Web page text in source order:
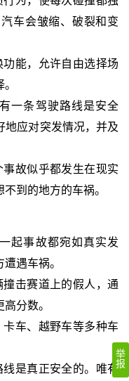
车会皱缩、破裂和变
能，允许自由选择场
一条驾驶路线是安全
地应对突发情况，并及
故似乎都发生在现实
到的地方的车祸。
起事故都宛如真实发
遇车祸。
击赛道上的假人，通
分数。
车、越野车等多种车
是真正安全的。唯有
举
报